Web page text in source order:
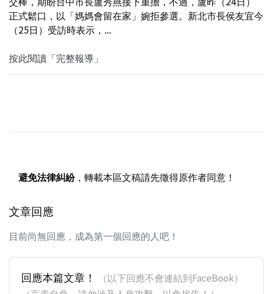
正式鬆口，以「媽媽會留在家」婉拒參選。新北市長侯友宜今
（25日）受訪時表示，...
按此閱讀「完整報導」
避免法律糾紛，轉載本區文稿請先徵得原作者同意！
文章回應
目前尚無回應，成為第一個回應的人吧！
回應本篇文章！
（以下回應不會連結到FaceBook）